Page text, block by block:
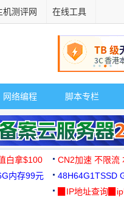
机测评网 在线工具
网络编程 脚本专栏
白拿$100 CN2加速 不限流
内存99元
48H64G1TSSD
3000+可免费测试
▉IP地址查询